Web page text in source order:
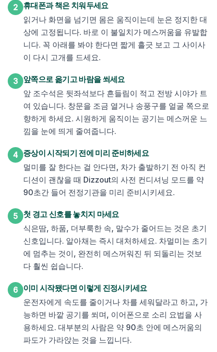
2 휴대폰과 책은 치워두세요
읽거나 화면을 넘기면 몸은 움직이는데 눈은 정지한 대
상에 고정됩니다. 바로 이 불일치가 메스꺼움을 유발합
니다. 꼭 아래를 봐야 한다면 짧게 흘긋 보고 그 사이사
이 다시 고개를 드세요.
3 앞쪽으로 옮기고 바람을 쐬세요
앞 조수석은 뒷좌석보다 흔들림이 적고 전방 시야가 트
여 있습니다. 창문을 조금 열거나 송풍구를 얼굴 쪽으로
향하게 하세요. 시원하게 움직이는 공기는 메스꺼운 느
낌을 눈에 띄게 줄여줍니다.
4 증상이 시작되기 전에 미리 준비하세요
멀미를 잘 한다는 걸 안다면, 차가 출발하기 전 아직 컨
디션이 괜찮을 때 Dizzout의 사전 컨디셔닝 모드를 약
90초간 들어 전정기관을 미리 준비시키세요.
5 첫 경고 신호를 놓치지 마세요
식은땀, 하품, 더부룩한 속, 말수가 줄어드는 것은 초기
신호입니다. 알아채는 즉시 대처하세요. 차멀미는 초기
에 멈추는 것이, 완전히 메스꺼워진 뒤 되돌리는 것보
다 훨씬 쉽습니다.
6 이미 시작됐다면 이렇게 진정시키세요
운전자에게 속도를 줄이거나 차를 세워달라고 하고, 가
능하면 바깥 공기를 쐬며, 이어폰으로 소리 요법을 사
용하세요. 대부분의 사람은 약 90초 안에 메스꺼움의
파도가 가라앉는 것을 느낍니다.